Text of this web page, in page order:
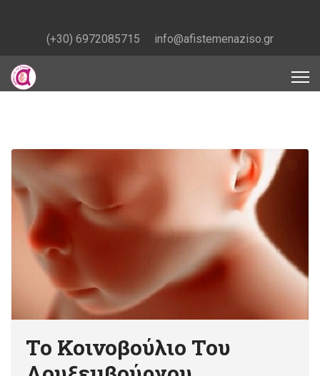
(+30) 6972085715 info@afistemenaziso.gr
Το Κοινοβούλιο Του